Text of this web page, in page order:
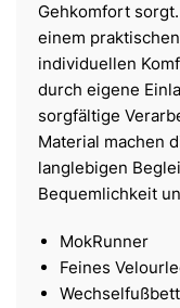
Gehkomfort
einem
individuellen
durch eigene
sorgfältige
Material machen
langlebigen
Bequemlichkeit
MokRunner
Feines
Wechselfußbett